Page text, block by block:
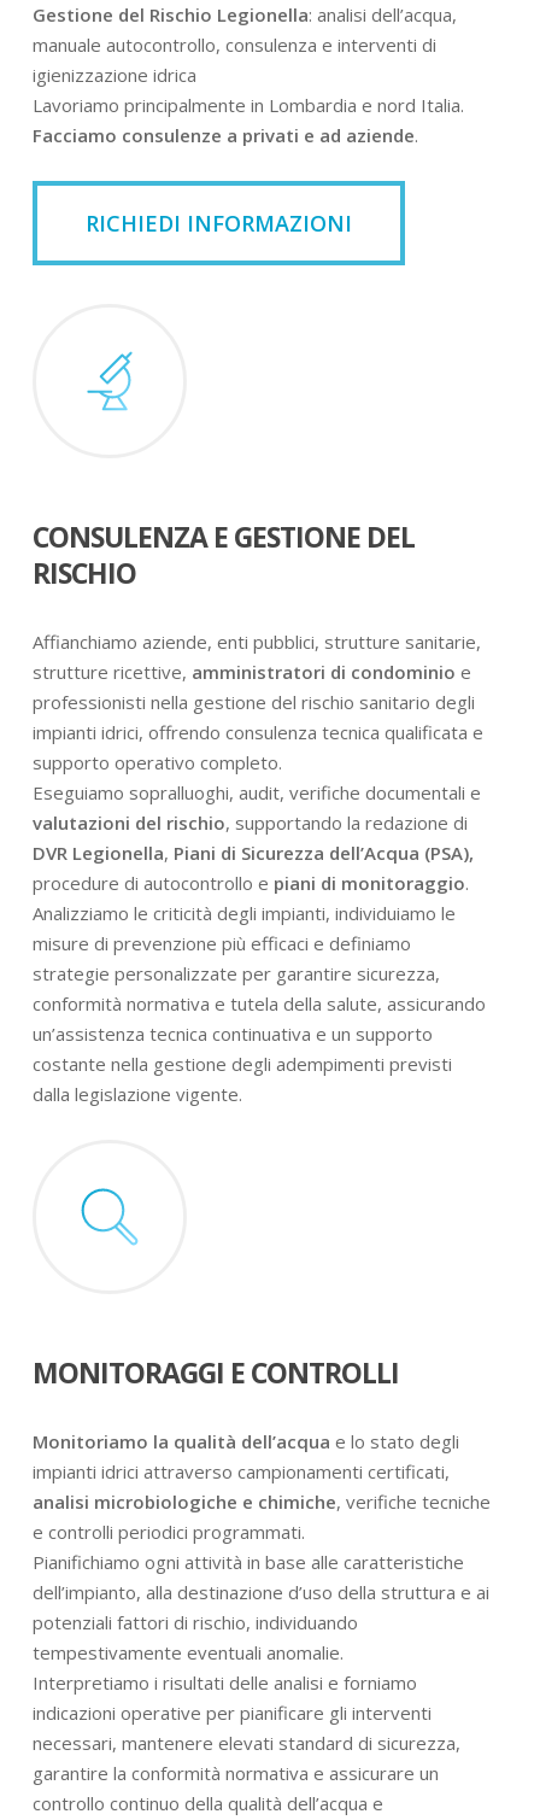
Gestione del Rischio Legionella: analisi dell’acqua,
manuale autocontrollo, consulenza e interventi di
igienizzazione idrica
Lavoriamo principalmente in Lombardia e nord Italia.
Facciamo consulenze a privati e ad aziende.
RICHIEDI INFORMAZIONI
CONSULENZA E GESTIONE DEL
RISCHIO
Affianchiamo aziende, enti pubblici, strutture sanitarie,
strutture ricettive, amministratori di condominio e
professionisti nella gestione del rischio sanitario degli
impianti idrici, offrendo consulenza tecnica qualificata e
supporto operativo completo.
Eseguiamo sopralluoghi, audit, verifiche documentali e
valutazioni del rischio, supportando la redazione di
DVR Legionella, Piani di Sicurezza dell’Acqua (PSA),
procedure di autocontrollo e piani di monitoraggio.
Analizziamo le criticità degli impianti, individuiamo le
misure di prevenzione più efficaci e definiamo
strategie personalizzate per garantire sicurezza,
conformità normativa e tutela della salute, assicurando
un’assistenza tecnica continuativa e un supporto
costante nella gestione degli adempimenti previsti
dalla legislazione vigente.
MONITORAGGI E CONTROLLI
Monitoriamo la qualità dell’acqua e lo stato degli
impianti idrici attraverso campionamenti certificati,
analisi microbiologiche e chimiche, verifiche tecniche
e controlli periodici programmati.
Pianifichiamo ogni attività in base alle caratteristiche
dell’impianto, alla destinazione d’uso della struttura e ai
potenziali fattori di rischio, individuando
tempestivamente eventuali anomalie.
Interpretiamo i risultati delle analisi e forniamo
indicazioni operative per pianificare gli interventi
necessari, mantenere elevati standard di sicurezza,
garantire la conformità normativa e assicurare un
controllo continuo della qualità dell’acqua e